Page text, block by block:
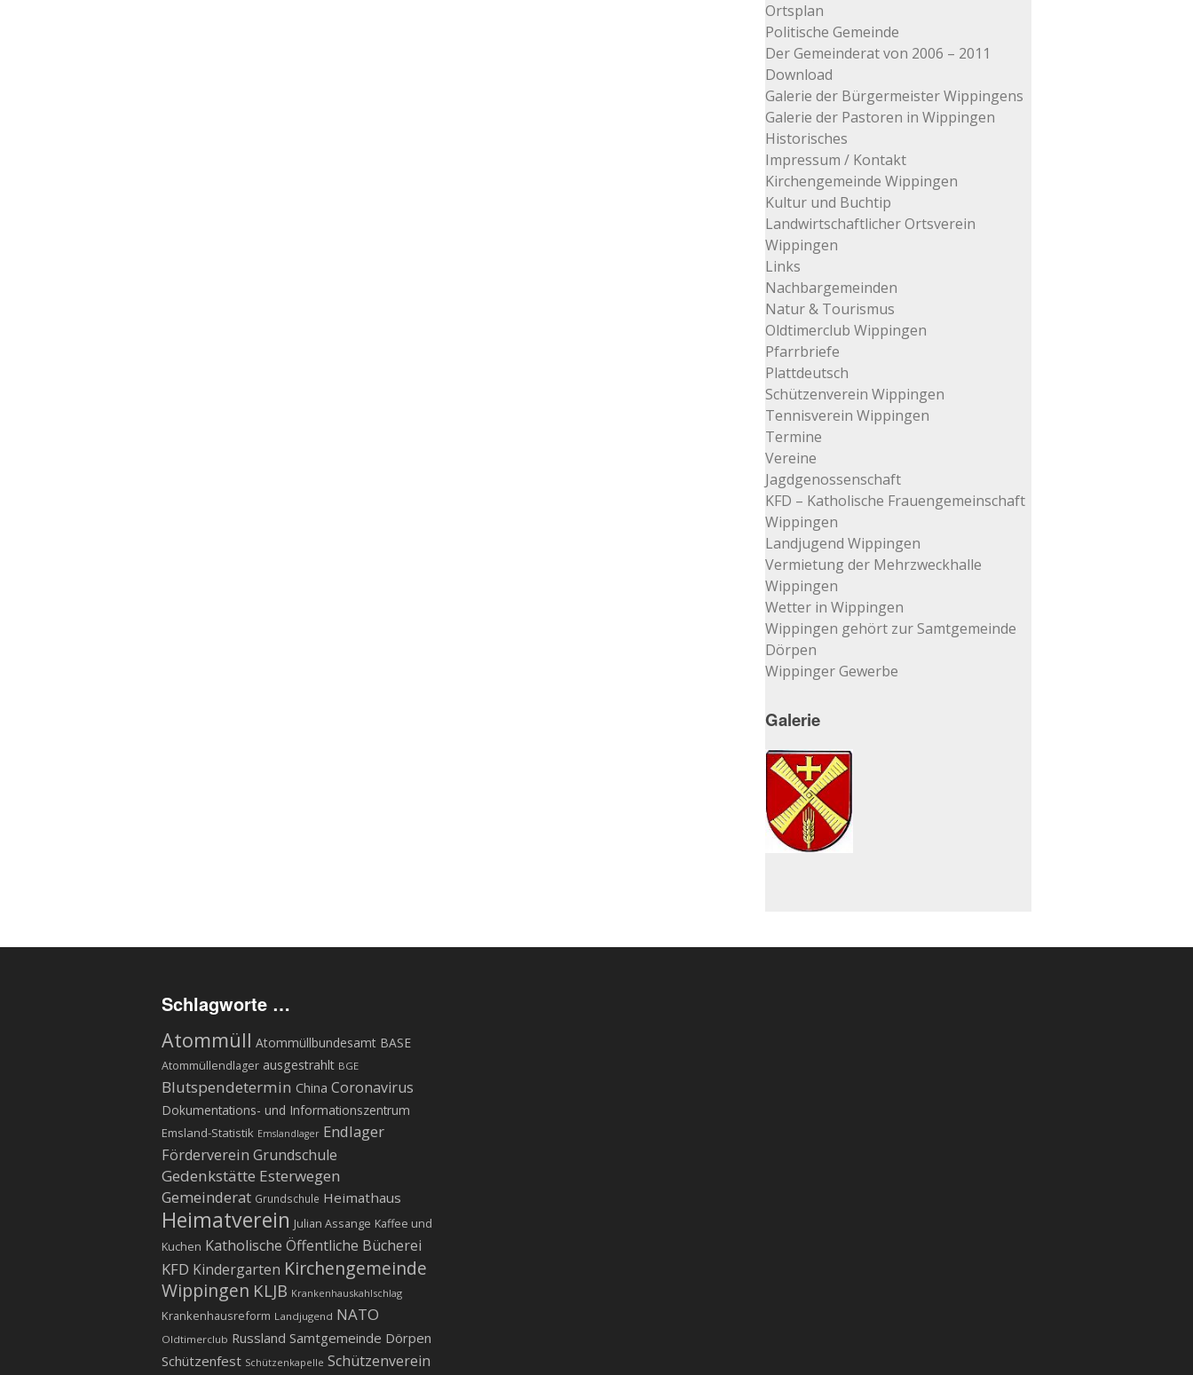
Ortsplan
Politische Gemeinde
Der Gemeinderat von 2006 – 2011
Download
Galerie der Bürgermeister Wippingens
Galerie der Pastoren in Wippingen
Historisches
Impressum / Kontakt
Kirchengemeinde Wippingen
Kultur und Buchtip
Landwirtschaftlicher Ortsverein
Wippingen
Links
Nachbargemeinden
Natur & Tourismus
Oldtimerclub Wippingen
Pfarrbriefe
Plattdeutsch
Schützenverein Wippingen
Tennisverein Wippingen
Termine
Vereine
Jagdgenossenschaft
KFD – Katholische Frauengemeinschaft
Wippingen
Landjugend Wippingen
Vermietung der Mehrzweckhalle
Wippingen
Wetter in Wippingen
Wippingen gehört zur Samtgemeinde
Dörpen
Wippinger Gewerbe
Galerie
Schlagworte …
Atommüll Atommüllbundesamt BASE
Atommüllendlager ausgestrahlt BGE
Blutspendetermin China Coronavirus
Dokumentations- und Informationszentrum
Emsland-Statistik Emslandlager Endlager
Förderverein Grundschule
Gedenkstätte Esterwegen
Gemeinderat Grundschule Heimathaus
Heimatverein Julian Assange Kaffee und
Kuchen Katholische Öffentliche Bücherei
KFD Kindergarten Kirchengemeinde
Wippingen KLJB Krankenhauskahlschlag
Krankenhausreform Landjugend NATO
Oldtimerclub Russland Samtgemeinde Dörpen
Schützenfest Schützenkapelle Schützenverein